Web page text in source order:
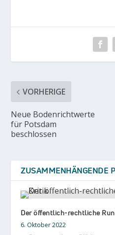
VORHERIGE
Neue Bodenrichtwerte
für Potsdam
beschlossen
ZUSAMMENHÄNGENDE
Der öffentlich-rechtliche
6. Oktober 2022